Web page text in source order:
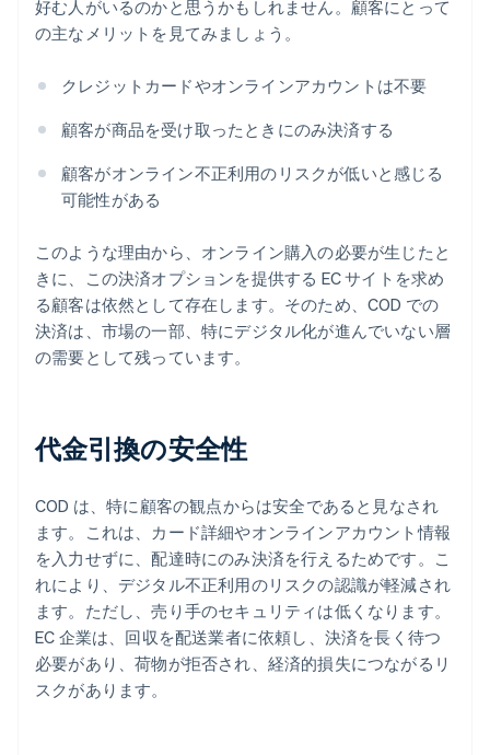
好む人がいるのかと思うかもしれません。顧客にとって
の主なメリットを見てみましょう。
クレジットカードやオンラインアカウントは不要
顧客が商品を受け取ったときにのみ決済する
顧客がオンライン不正利用のリスクが低いと感じる
可能性がある
このような理由から、オンライン購入の必要が生じたと
きに、この決済オプションを提供する EC サイトを求め
る顧客は依然として存在します。そのため、COD での
決済は、市場の一部、特にデジタル化が進んでいない層
の需要として残っています。
代金引換の安全性
COD は、特に顧客の観点からは安全であると見なされ
ます。これは、カード詳細やオンラインアカウント情報
を入力せずに、配達時にのみ決済を行えるためです。こ
れにより、デジタル不正利用のリスクの認識が軽減され
ます。ただし、売り手のセキュリティは低くなります。
EC 企業は、回収を配送業者に依頼し、決済を長く待つ
必要があり、荷物が拒否され、経済的損失につながるリ
スクがあります。